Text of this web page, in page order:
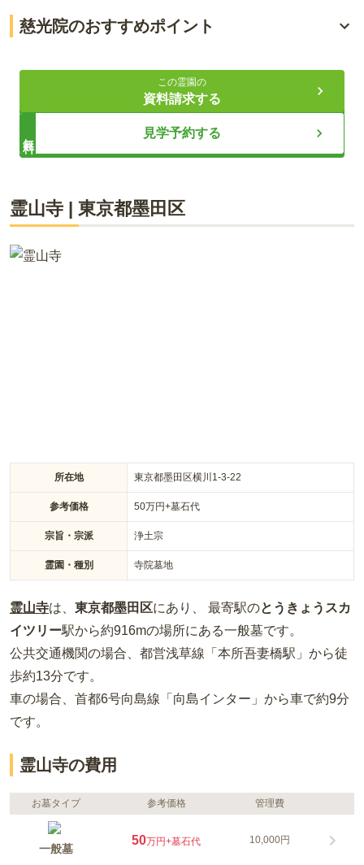
慈光院のおすすめポイント
2022年に樹木葬や永代供養墓の区画がオープン
「東あずま駅」から徒歩6分程度
慈光院は曹洞宗のお寺です。お寺は、「東あずま駅」「亀戸水
神駅」の２駅からアクセスがよく、駐車場も完備しているため
この霊園の
資料請求する
見学予約する
霊山寺 | 東京都墨田区
所在地 東京都墨田区横川1-3-22
参考価格 50万円+墓石代
宗旨・宗派 浄土宗
霊園・種別 寺院墓地
霊山寺は、 東京都墨田区にあり、 最寄駅のとうきょうスカ
イツリー駅から約916mの場所にある一般墓です。
公共交通機関の場合 、都営浅草線「本所吾妻橋駅」から徒
歩約13分です。
車の場合 、首都6号向島線「向島インター」から車で約9分
です。
霊山寺の費用
お墓タイプ 参考価格 管理費
一般墓
50万円+墓石代 10,000円